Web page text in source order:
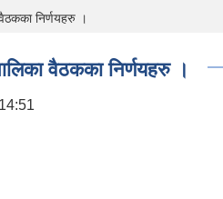
निर्णयहरु ।
वैठकका निर्णयहरु ।